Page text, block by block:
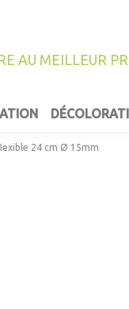
AU MEILLEUR
24 cm Ø 15mm